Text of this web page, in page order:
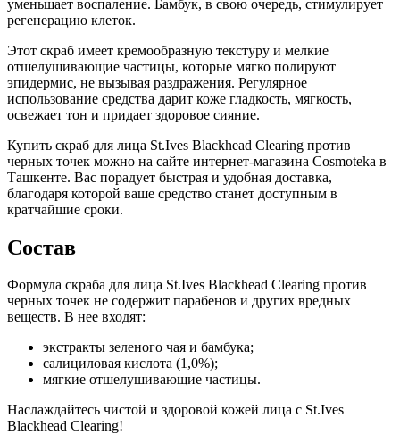
уменьшает воспаление. Бамбук, в свою очередь, стимулирует
регенерацию клеток.
Этот скраб имеет кремообразную текстуру и мелкие
отшелушивающие частицы, которые мягко полируют
эпидермис, не вызывая раздражения. Регулярное
использование средства дарит коже гладкость, мягкость,
освежает тон и придает здоровое сияние.
Купить cкраб для лица St.Ives Blackhead Clearing против
черных точек можно на сайте интернет-магазина Cosmoteka в
Ташкенте. Вас порадует быстрая и удобная доставка,
благодаря которой ваше средство станет доступным в
кратчайшие сроки.
Состав
Формула скраба для лица St.Ives Blackhead Clearing против
черных точек не содержит парабенов и других вредных
веществ. В нее входят:
экстракты зеленого чая и бамбука;
салициловая кислота (1,0%);
мягкие отшелушивающие частицы.
Наслаждайтесь чистой и здоровой кожей лица с St.Ives
Blackhead Clearing!